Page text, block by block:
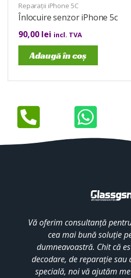
Reparații iPhone 5C
Înlocuire senzor iPhone 5c
90,00 lei incl. TVA
Adaugă în coș
Vă oferim consultanță
cea mai bună soluție
dumneavoastră. Chit că
decodare, de reparație
specială, noi vă ajutăm